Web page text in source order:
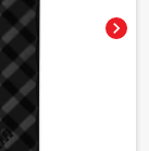
chevron_right